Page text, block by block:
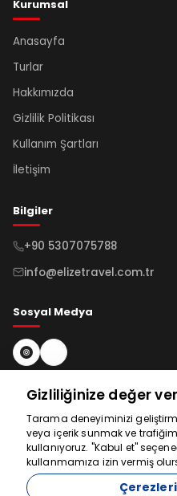
Kurumsal
Anasayfa
Turlar
Hakkımızda
Gizlilik Politikası
Kullanım Şartları
İletişim
Bilgiler
+90 5307075788
info@elizetravel.com.tr
Sosyal Medya
Bültene Kayıt Ol
Gizliliğinize değer
Tarama deneyiminizi
veya içerik sunmak ve
kullanıyoruz. "Kabul et"
kullanmamıza izin vermiş
Yardım için
buradayız